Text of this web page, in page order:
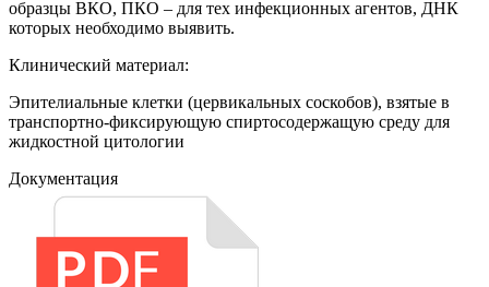
образцы ВКО, ПКО – для тех инфекционных агентов, ДНК
которых необходимо выявить.
Клинический материал:
Эпителиальные клетки (цервикальных соскобов), взятые в
транспортно-фиксирующую спиртосодержащую среду для
жидкостной цитологии
Документация